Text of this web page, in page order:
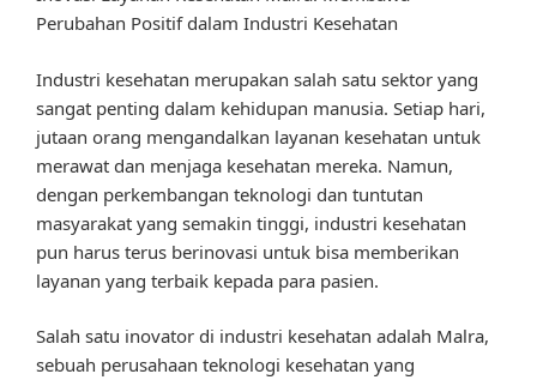
Perubahan Positif dalam Industri Kesehatan
Industri kesehatan merupakan salah satu sektor yang
sangat penting dalam kehidupan manusia. Setiap hari,
jutaan orang mengandalkan layanan kesehatan untuk
merawat dan menjaga kesehatan mereka. Namun,
dengan perkembangan teknologi dan tuntutan
masyarakat yang semakin tinggi, industri kesehatan
pun harus terus berinovasi untuk bisa memberikan
layanan yang terbaik kepada para pasien.
Salah satu inovator di industri kesehatan adalah Malra,
sebuah perusahaan teknologi kesehatan yang